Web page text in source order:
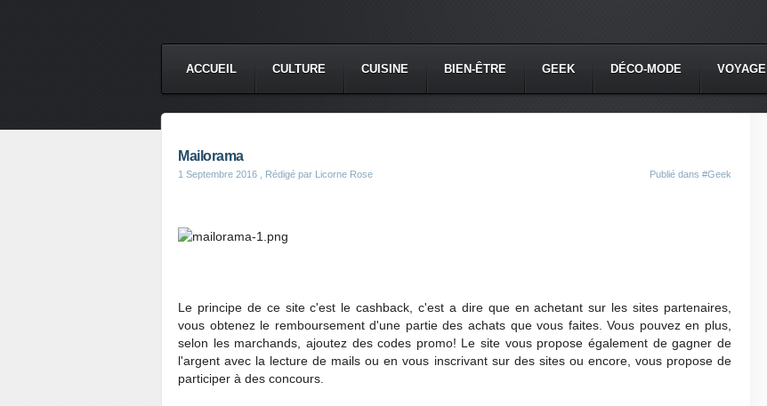
ACCUEIL CULTURE CUISINE BIEN-ÊTRE GEEK DÉCO-MODE VOYAGE
Mailorama
1 Septembre 2016 , Rédigé par Licorne Rose Publié dans #Geek
Le principe de ce site c'est le cashback, c'est a dire que en achetant sur les sites partenaires,
vous obtenez le remboursement d'une partie des achats que vous faites. Vous pouvez en plus,
selon les marchands, ajoutez des codes promo! Le site vous propose également de gagner de
l'argent avec la lecture de mails ou en vous inscrivant sur des sites ou encore, vous propose de
participer à des concours.